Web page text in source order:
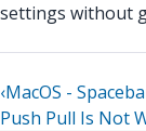
settings without
‹MacOS -
Push Pull Is Not